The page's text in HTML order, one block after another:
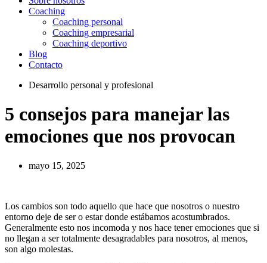
Coaching
Coaching personal
Coaching empresarial
Coaching deportivo
Blog
Contacto
Desarrollo personal y profesional
5 consejos para manejar las
emociones que nos provocan
mayo 15, 2025
Los cambios son todo aquello que hace que nosotros o nuestro
entorno deje de ser o estar donde estábamos acostumbrados.
Generalmente esto nos incomoda y nos hace tener emociones que si
no llegan a ser totalmente desagradables para nosotros, al menos,
son algo molestas.